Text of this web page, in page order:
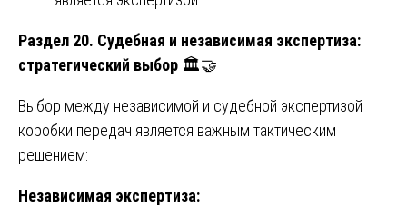
Раздел 20. Судебная и независимая экспертиза:
стратегический выбор 🏛️🤝
Выбор между независимой и судебной экспертизой
коробки передач является важным тактическим
решением:
Независимая экспертиза: